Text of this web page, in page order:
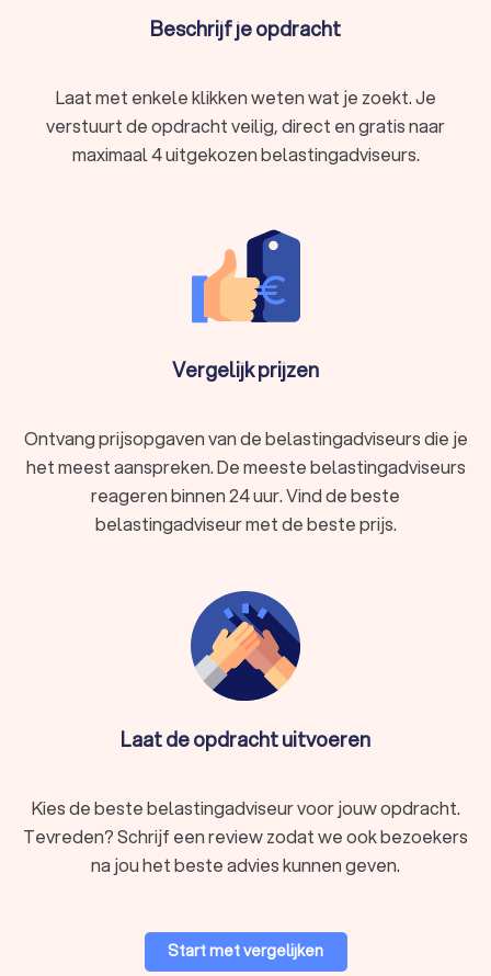
Beschrijf je opdracht
Laat met enkele klikken weten wat je zoekt. Je
verstuurt de opdracht veilig, direct en gratis naar
maximaal 4 uitgekozen belastingadviseurs.
Vergelijk prijzen
Ontvang prijsopgaven van de belastingadviseurs die je
het meest aanspreken. De meeste belastingadviseurs
reageren binnen 24 uur. Vind de beste
belastingadviseur met de beste prijs.
Laat de opdracht uitvoeren
Kies de beste belastingadviseur voor jouw opdracht.
Tevreden? Schrijf een review zodat we ook bezoekers
na jou het beste advies kunnen geven.
Start met vergelijken